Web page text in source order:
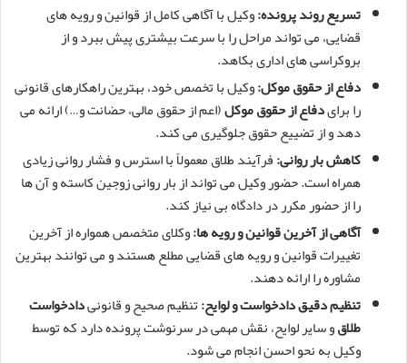
تسریع روند پرونده:وکیل با آگاهی کامل از قوانین و رویه های
قضایی، می تواند مراحل را با سرعت بیشتری پیش ببرد و از
بروکراسی های اداری بکاهد.
دفاع از حقوق موکل:وکیل با تخصص خود، بهترین راهکارهای قانونی
را برایدفاع از حقوق موکل(اعم از حقوق مالی، حضانت و…) ارائه می
دهد و از تضییع حقوق جلوگیری می کند.
کاهش بار روانی:فرآیند طلاق معمولاً با استرس و فشار روانی زیادی
همراه است. حضور وکیل می تواند از بار روانی زوجین کاسته و آن ها
را از حضور مکرر در دادگاه بی نیاز کند.
آگاهی از آخرین قوانین و رویه ها:وکلای متخصص همواره از آخرین
تغییرات قوانین و رویه های قضایی مطلع هستند و می توانند بهترین
مشاوره را ارائه دهند.
تنظیم دقیق دادخواست و لوایح:تنظیم صحیح و قانونیدادخواست
طلاقو سایر لوایح، نقش مهمی در سرنوشت پرونده دارد که توسط
وکیل به نحو احسن انجام می شود.